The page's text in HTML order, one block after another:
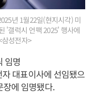
년 1월22일(현지시각) 미
'갤럭시 언팩 2025' 행사에
성전자>
임명
대표이사에 선임됐으
장에 임명됐다.